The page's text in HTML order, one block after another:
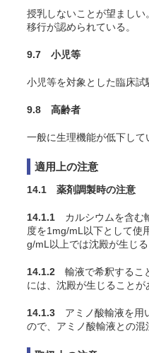
授乳しないことが望まし
移行が認められている。
9.7 小児等
小児等を対象とした臨床試
9.8 高齢者
一般に生理機能が低下して
適用上の注意
14.1 薬剤調製時の注意
14.1.1 カルシウムを含む
度を1mg/mL以下として使
g/mL以上では沈殿が生じる
14.1.2 輸液で希釈するこ
には、沈殿が生じることが
14.1.3 アミノ酸輸液を用
ので、アミノ酸輸液との混